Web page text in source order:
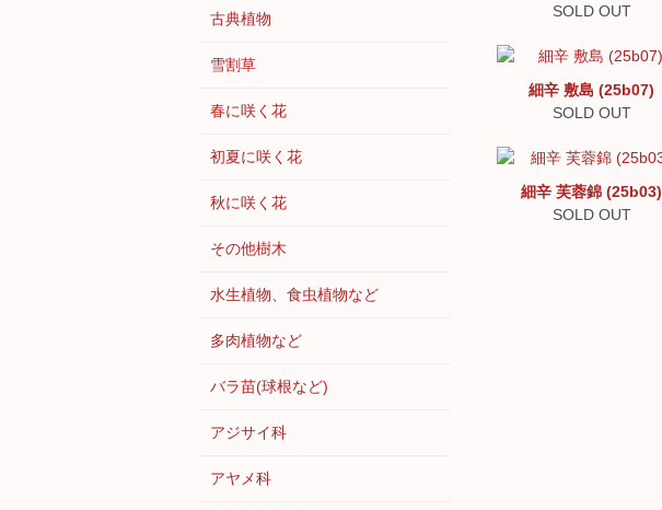
SOLD OUT
細辛 敷島 (25b07)
SOLD OUT
細辛 芙蓉錦 (25b03)
SOLD OUT
古典植物
雪割草
春に咲く花
初夏に咲く花
秋に咲く花
その他樹木
水生植物、食虫植物など
多肉植物など
バラ苗(球根など)
アジサイ科
アヤメ科